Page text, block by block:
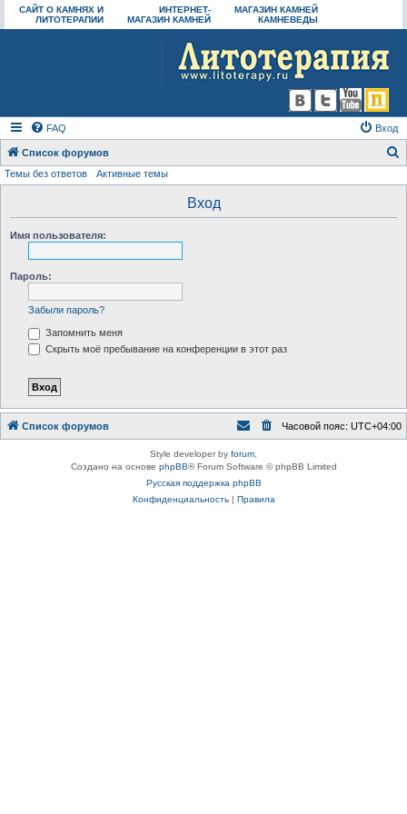
САЙТ О КАМНЯХ И
ЛИТОТЕРАПИИ
ИНТЕРНЕТ-
МАГАЗИН КАМНЕЙ
МАГАЗИН КАМНЕЙ
КАМНЕВЕДЫ
FAQ Вход
Список форумов
Темы без ответов Активные темы
Вход
Имя пользователя:
Пароль:
Забыли пароль?
Запомнить меня
Скрыть моё пребывание на конференции в этот раз
Список форумов Часовой пояс: UTC+04:00
Style developer by forum,
Создано на основе phpBB® Forum Software © phpBB Limited
Русская поддержка phpBB
Конфиденциальность| Правила